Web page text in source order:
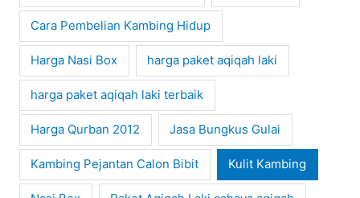
Cara Pembelian Kambing Hidup
Harga Nasi Box harga paket aqiqah laki
harga paket aqiqah laki terbaik
Harga Qurban 2012 Jasa Bungkus Gulai
Kambing Pejantan Calon Bibit Kulit Kambing